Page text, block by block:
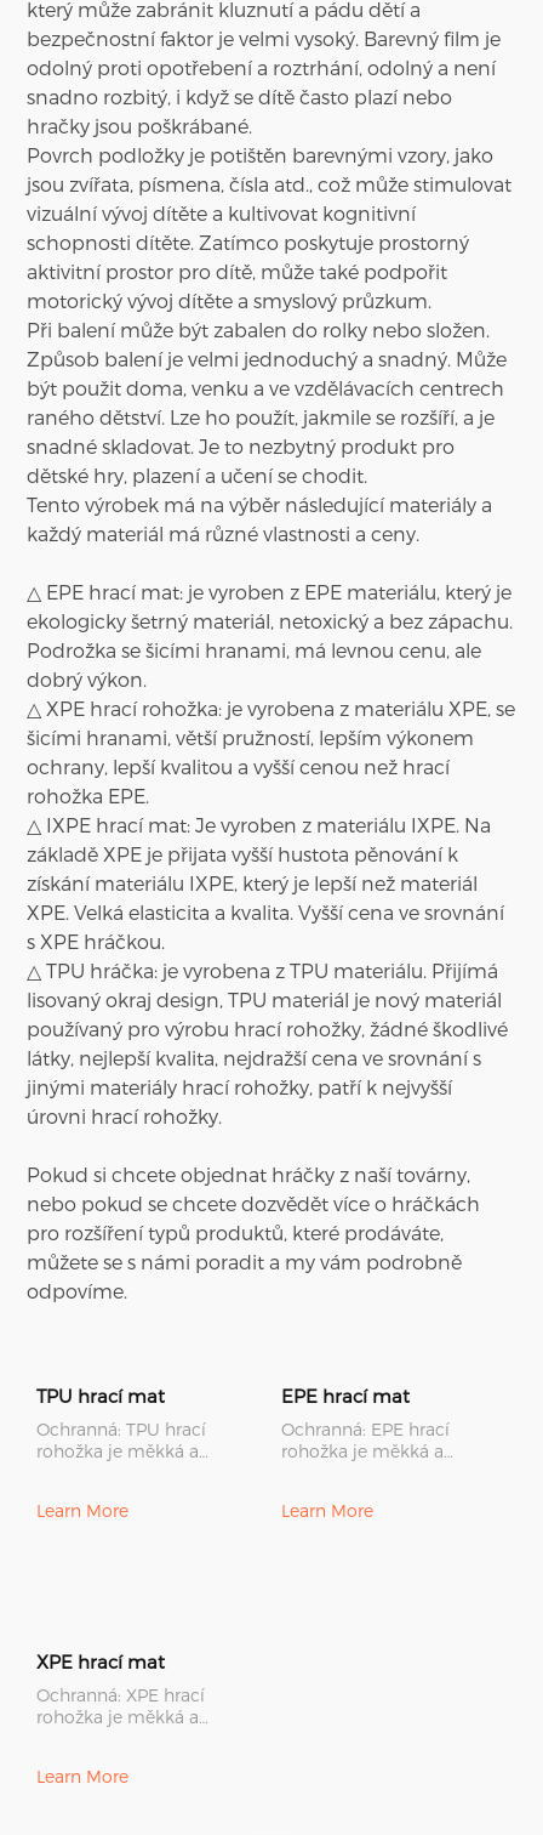
který může zabránit kluznutí a pádu dětí a
bezpečnostní faktor je velmi vysoký. Barevný film je
odolný proti opotřebení a roztrhání, odolný a není
snadno rozbitý, i když se dítě často plazí nebo
hračky jsou poškrábané.
Povrch podložky je potištěn barevnými vzory, jako
jsou zvířata, písmena, čísla atd., což může stimulovat
vizuální vývoj dítěte a kultivovat kognitivní
schopnosti dítěte. Zatímco poskytuje prostorný
aktivitní prostor pro dítě, může také podpořit
motorický vývoj dítěte a smyslový průzkum.
Při balení může být zabalen do rolky nebo složen.
Způsob balení je velmi jednoduchý a snadný. Může
být použit doma, venku a ve vzdělávacích centrech
raného dětství. Lze ho použít, jakmile se rozšíří, a je
snadné skladovat. Je to nezbytný produkt pro
dětské hry, plazení a učení se chodit.
Tento výrobek má na výběr následující materiály a
každý materiál má různé vlastnosti a ceny.
△ EPE hrací mat: je vyroben z EPE materiálu, který je
ekologicky šetrný materiál, netoxický a bez zápachu.
Podrožka se šicími hranami, má levnou cenu, ale
dobrý výkon.
△ XPE hrací rohožka: je vyrobena z materiálu XPE, se
šicími hranami, větší pružností, lepším výkonem
ochrany, lepší kvalitou a vyšší cenou než hrací
rohožka EPE.
△ IXPE hrací mat: Je vyroben z materiálu IXPE. Na
základě XPE je přijata vyšší hustota pěnování k
získání materiálu IXPE, který je lepší než materiál
XPE. Velká elasticita a kvalita. Vyšší cena ve srovnání
s XPE hráčkou.
△ TPU hráčka: je vyrobena z TPU materiálu. Přijímá
lisovaný okraj design, TPU materiál je nový materiál
používaný pro výrobu hrací rohožky, žádné škodlivé
látky, nejlepší kvalita, nejdražší cena ve srovnání s
jinými materiály hrací rohožky, patří k nejvyšší
úrovni hrací rohožky.
Pokud si chcete objednat hráčky z naší továrny,
nebo pokud se chcete dozvědět více o hráčkách
pro rozšíření typů produktů, které prodáváte,
můžete se s námi poradit a my vám podrobně
odpovíme.
TPU hrací mat
Ochranná: TPU hrací
rohožka je měkká a
plazit. Ny
Learn More
EPE hrací mat
Ochranná: EPE hrací
rohožka je měkká a
bezpečně.
Learn More
XPE hrací mat
Ochranná: XPE hrací
rohožka je měkká a
bezpečně. Je
Learn More